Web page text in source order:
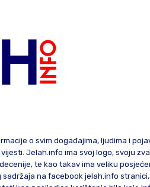
o svim događajima, ljudima i
Jelah.info ima svoj logo, svoju
te kao takav ima veliku
na facebook jelah.info